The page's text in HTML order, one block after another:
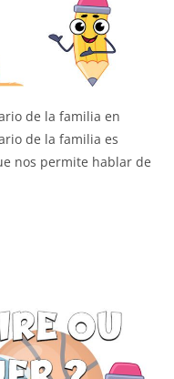
de la familia en
de la familia es
nos permite hablar de